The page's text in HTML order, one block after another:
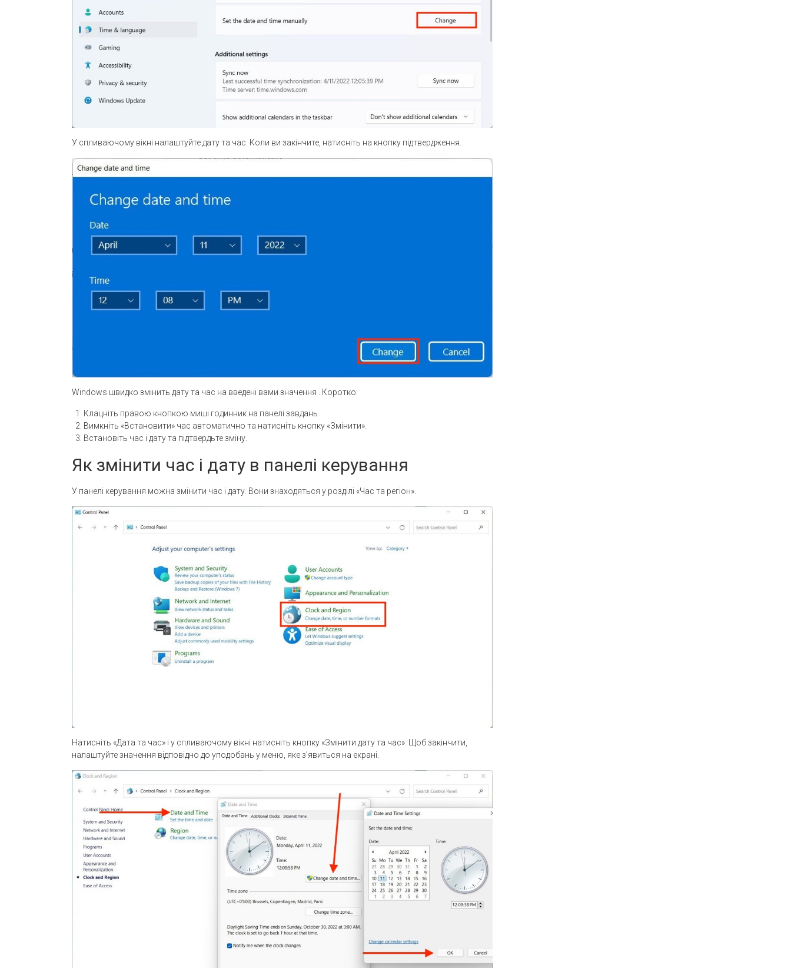
У спливаючому вікні налаштуйте дату та час. Коли ви закінчите, натисніть на кнопку підтвердження.
Windows швидко змінить дату та час на введені вами значення . Коротко:
Клацніть правою кнопкою миші годинник на панелі завдань.
Вимкніть «Встановити» час автоматично та натисніть кнопку «Змінити».
Встановіть час і дату та підтвердьте зміну.
Як змінити час і дату в панелі керування
У панелі керування можна змінити час і дату. Вони знаходяться у розділі «Час та регіон».
Натисніть «Дата та час» і у спливаючому вікні натисніть кнопку «Змінити дату та час». Щоб закінчити,
налаштуйте значення відповідно до уподобань у меню, яке з’явиться на екрані.